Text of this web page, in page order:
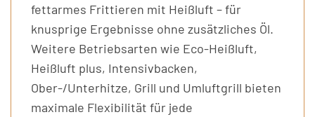
fettarmes Frittieren mit Heißluft – für
knusprige Ergebnisse ohne zusätzliches Öl.
Weitere Betriebsarten wie Eco-Heißluft,
Heißluft plus, Intensivbacken,
Ober-/Unterhitze, Grill und Umluftgrill bieten
maximale Flexibilität für jede